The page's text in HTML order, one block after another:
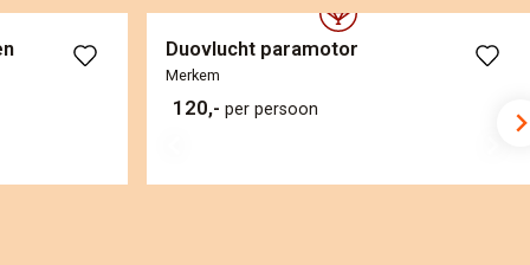
Duovlucht paramotor
Merkem
120,- per persoon